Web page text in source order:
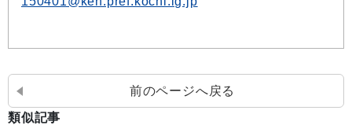
前のページへ戻る
類似記事